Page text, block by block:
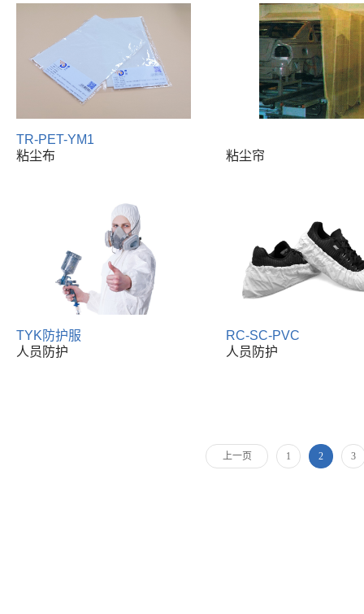
TR-PET-YM1
粘尘布
粘尘帘
TYK防护服
人员防护
RC-SC-PVC
人员防护
上一页 1 2 3